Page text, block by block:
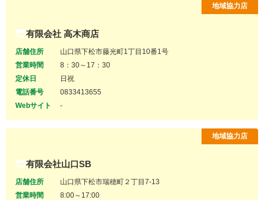
有限会社 高木商店
店舗住所
山口県下松市藤光町1丁目10番1号
営業時間
8：30～17：30
定休日
日祝
電話番号
0833413655
Webサイト
-
地域協力店
有限会社山口SB
店舗住所
山口県下松市瑞穂町２丁目7-13
営業時間
8:00～17:00
地域協力店